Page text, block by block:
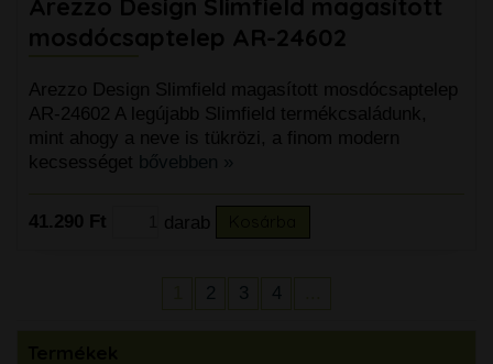
Arezzo Design Slimfield magasított
mosdócsaptelep AR-24602
Arezzo Design Slimfield magasított mosdócsaptelep
AR-24602 A legújabb Slimfield termékcsaládunk,
mint ahogy a neve is tükrözi, a finom modern
kecsességet bővebben »
41.290 Ft darab
2 3 4